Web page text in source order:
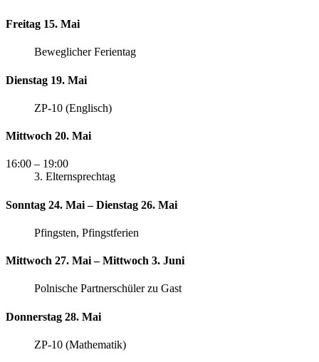
Freitag 15. Mai
Beweglicher Ferientag
Dienstag 19. Mai
ZP-10 (Englisch)
Mittwoch 20. Mai
16:00 – 19:00
3. Elternsprechtag
Sonntag 24. Mai – Dienstag 26. Mai
Pfingsten, Pfingstferien
Mittwoch 27. Mai – Mittwoch 3. Juni
Polnische Partnerschüler zu Gast
Donnerstag 28. Mai
ZP-10 (Mathematik)